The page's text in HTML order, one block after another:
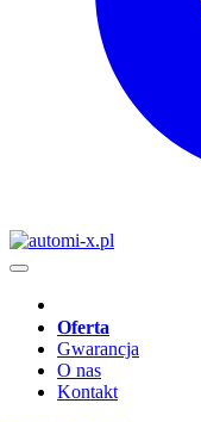
Oferta
Gwarancja
O nas
Kontakt